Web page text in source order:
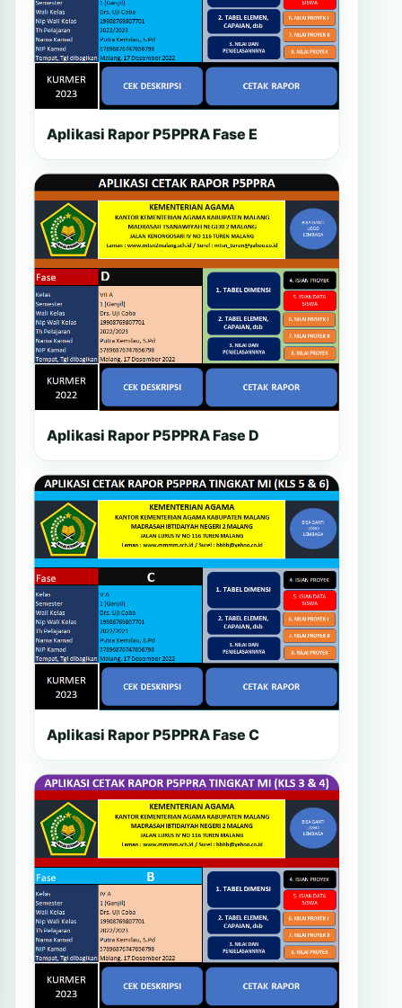
Aplikasi Rapor P5PPRA Fase E
Aplikasi Rapor P5PPRA Fase D
Aplikasi Rapor P5PPRA Fase C